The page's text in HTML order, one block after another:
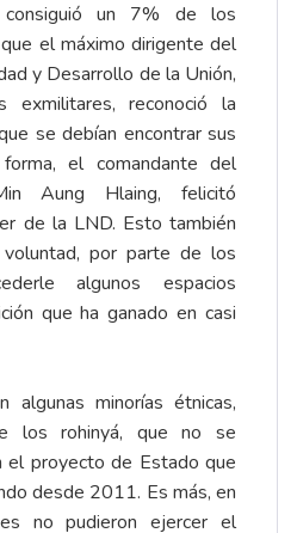
consiguió un 7% de los
el máximo dirigente del
y Desarrollo de la Unión,
exmilitares, reconoció la
se debían encontrar sus
el comandante del
Aung Hlaing, felicitó
de la LND. Esto también
por parte de los
algunos espacios
que ha ganado en casi
algunas minorías étnicas,
los rohinyá, que no se
el proyecto de Estado que
desde 2011. Es más, en
no pudieron ejercer el